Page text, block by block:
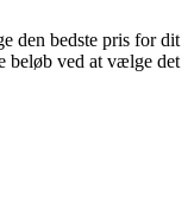
den bedste pris for dit
beløb ved at vælge det